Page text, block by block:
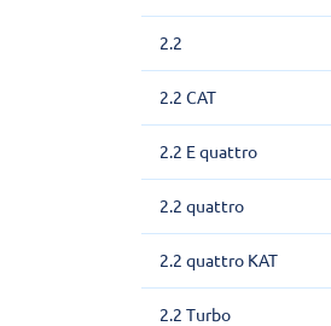
2.2
2.2 CAT
2.2 E quattro
2.2 quattro
2.2 quattro KAT
2.2 Turbo